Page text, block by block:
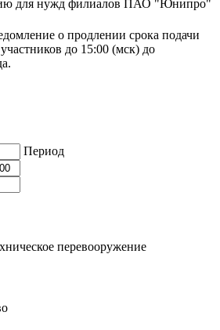
для нужд филиалов ПАО "Юнипро"
о продлении срока подачи
до 15:00 (мск) до
Период
перевооружение